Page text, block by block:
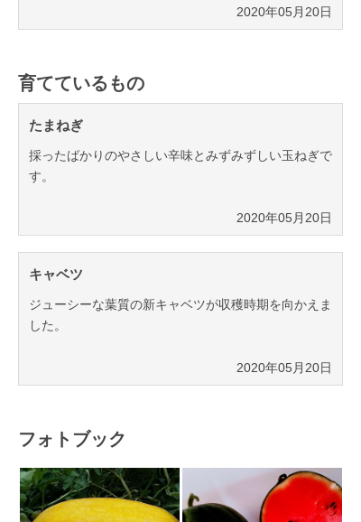
2020年05月20日
育てているもの
たまねぎ
採ったばかりのやさしい辛味とみずみずしい玉ねぎで
す。
2020年05月20日
キャベツ
ジューシーな葉質の新キャベツが収穫時期を向かえま
した。
2020年05月20日
フォトブック